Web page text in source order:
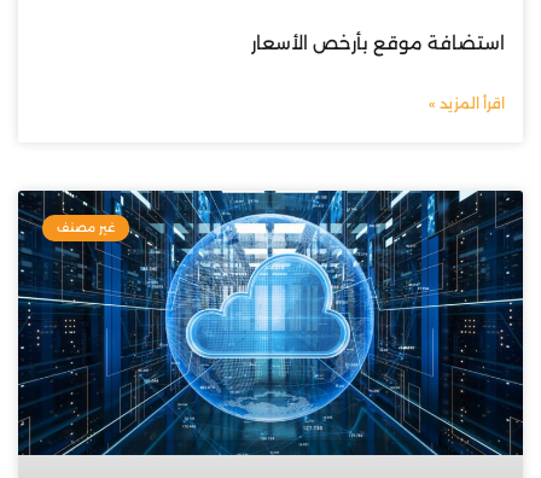
استضافة موقع بأرخص الأسعار
اقرأ المزيد »
غير مصنف